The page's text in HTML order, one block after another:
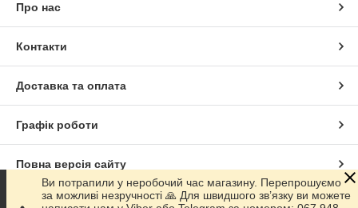
Про нас
Контакти
Доставка та оплата
Графік роботи
Повна версія сайту
Сайт створено на маркетплейсіProm.ua
Ви потрапили у неробочий час магазину. Перепрошуємо
за можливі незручності 🙏 Для швидшого зв’язку ви можете